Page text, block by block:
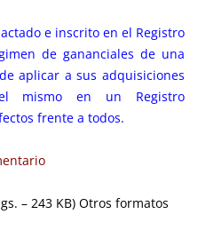
e inscrito en el Registro
de gananciales de una
aplicar a sus adquisiciones
mismo en un Registro
frente a todos.
– 243 KB) Otros formatos